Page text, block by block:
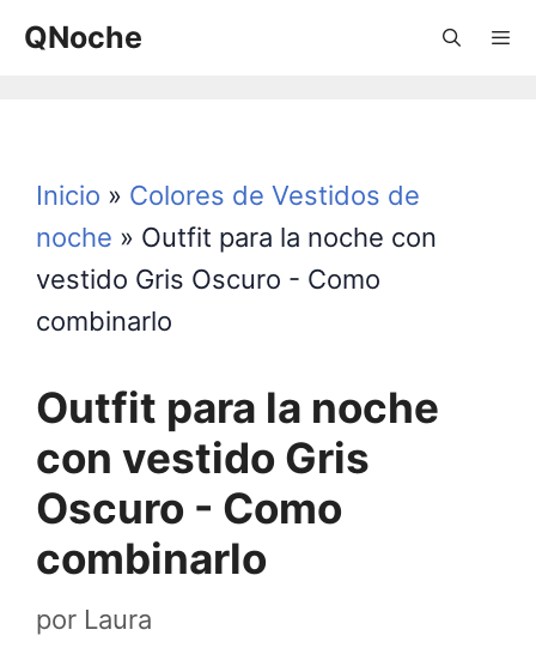
Saltar
QNoche
Inicio » Colores de Vestidos de
noche » Outfit para la noche con
vestido Gris Oscuro - Como
combinarlo
Outfit para la noche
con vestido Gris
Oscuro - Como
combinarlo
por Laura